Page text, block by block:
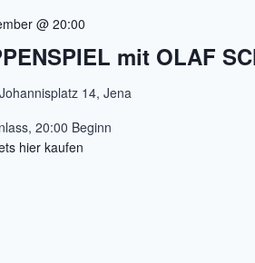
mit OLAF
@ 20:00
Johannisplatz 14, Jena
20:00 Beginn
hier kaufen